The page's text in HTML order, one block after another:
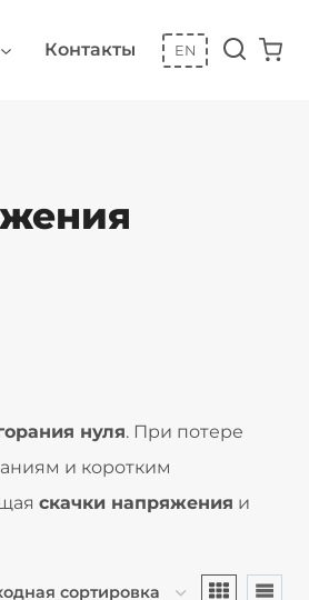
Контакты EN
нуля. При потере
и коротким
скачки напряжения и